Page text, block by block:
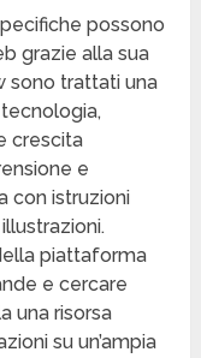
possono
grazie alla sua
sono trattati una
crescita
e
con istruzioni
piattaforma
e cercare
una risorsa
su un’ampia